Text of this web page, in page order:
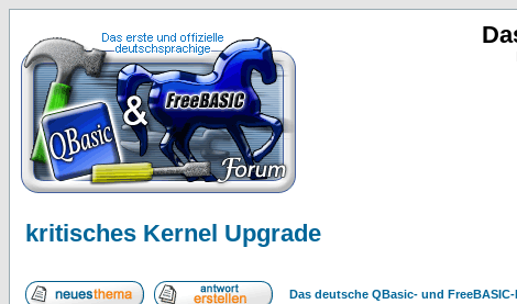
kritisches Kernel Upgrade
Das deutsche QBasic- und